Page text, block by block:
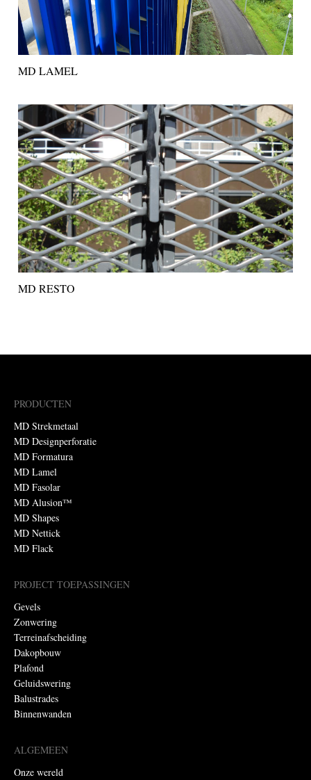
MD LAMEL
MD RESTO
PRODUCTEN
MD Strekmetaal
MD Designperforatie
MD Formatura
MD Lamel
MD Fasolar
MD Alusion™
MD Shapes
MD Nettick
MD Flack
PROJECT TOEPASSINGEN
Gevels
Zonwering
Terreinafscheiding
Dakopbouw
Plafond
Geluidswering
Balustrades
Binnenwanden
ALGEMEEN
Onze wereld